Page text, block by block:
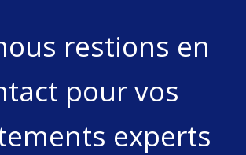
restions en
pour vos
experts